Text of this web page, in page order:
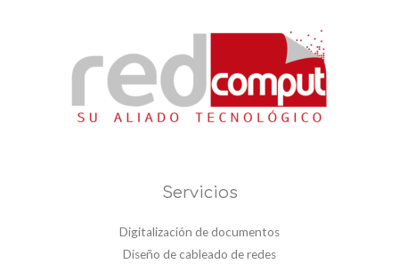
Servicios
Digitalización de documentos
Diseño de cableado de redes